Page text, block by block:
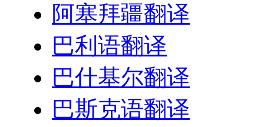
阿塞拜疆翻译
巴利语翻译
巴什基尔翻译
巴斯克语翻译